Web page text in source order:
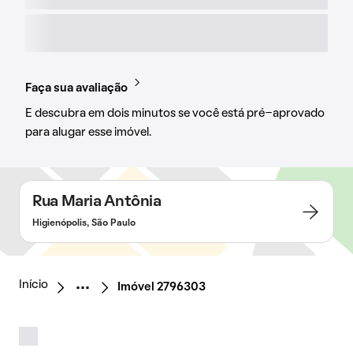
Faça sua avaliação
E descubra em dois minutos se você está pré-aprovado
para alugar esse imóvel.
Rua Maria Antônia
Higienópolis, São Paulo
Início Imóvel 2796303